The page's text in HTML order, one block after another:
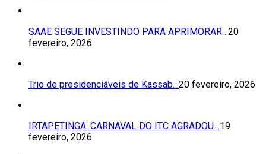
SAAE SEGUE INVESTINDO PARA APRIMORAR…20
fevereiro, 2026
Trio de presidenciáveis de Kassab…20 fevereiro, 2026
IRTAPETINGA: CARNAVAL DO ITC AGRADOU…19
fevereiro, 2026